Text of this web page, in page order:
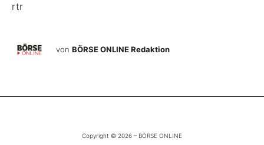
rtr
von BÖRSE ONLINE Redaktion
Copyright © 2026 – BÖRSE ONLINE